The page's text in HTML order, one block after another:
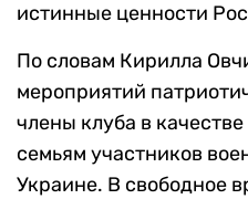
истинные ценности
По словам Кирилла
мероприятий
члены клуба в
семьям участников
Украине. В свободное